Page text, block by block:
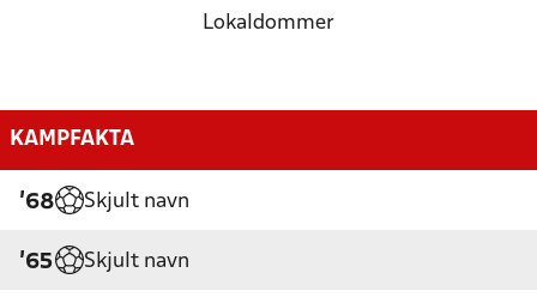
Lokaldommer
KAMPFAKTA
'68 Skjult navn
'65 Skjult navn